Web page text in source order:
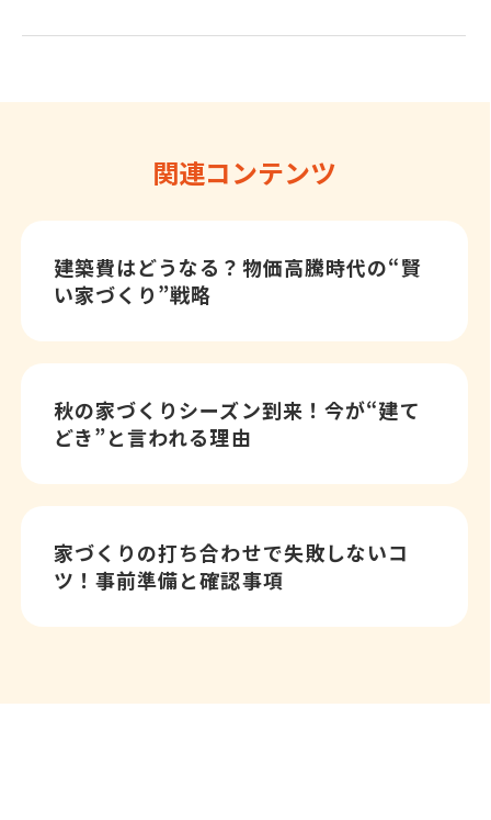
関連コンテンツ
建築費はどうなる？物価高騰時代の“賢
い家づくり”戦略
秋の家づくりシーズン到来！今が“建て
どき”と言われる理由
家づくりの打ち合わせで失敗しないコ
ツ！事前準備と確認事項